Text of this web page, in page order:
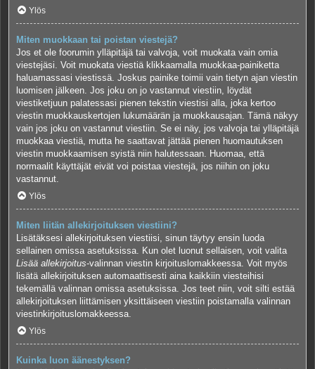
Ylös
Miten muokkaan tai poistan viestejä?
Jos et ole foorumin ylläpitäjä tai valvoja, voit muokata vain omia
viestejäsi. Voit muokata viestiä klikkaamalla muokkaa-painiketta
haluamassasi viestissä. Joskus painike toimii vain tietyn ajan viestin
luomisen jälkeen. Jos joku on jo vastannut viestiin, löydät
viestiketjuun palatessasi pienen tekstin viestisi alla, joka kertoo
viestin muokkauskertojen lukumäärän ja muokkausajan. Tämä näkyy
vain jos joku on vastannut viestiin. Se ei näy, jos valvoja tai ylläpitäjä
muokkaa viestiä, mutta he saattavat jättää pienen huomautuksen
viestin muokkaamisen syistä niin halutessaan. Huomaa, että
normaalit käyttäjät eivät voi poistaa viestejä, jos niihin on joku
vastannut.
Ylös
Miten liitän allekirjoituksen viestiini?
Lisätäksesi allekirjoituksen viestiisi, sinun täytyy ensin luoda
sellainen omissa asetuksissa. Kun olet luonut sellaisen, voit valita
Lisää allekirjoitus-valinnan viestin kirjoituslomakkeessa. Voit myös
lisätä allekirjoituksen automaattisesti aina kaikkiin viesteihisi
tekemällä valinnan omissa asetuksissa. Jos teet niin, voit silti estää
allekirjoituksen liittämisen yksittäiseen viestiin poistamalla valinnan
viestinkirjoituslomakkeessa.
Ylös
Kuinka luon äänestyksen?